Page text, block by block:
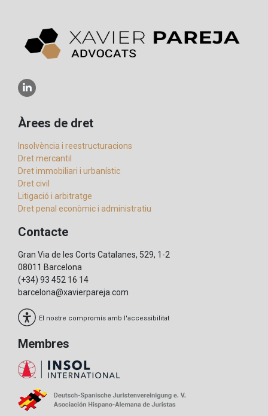
Àrees de dret
Insolvència i reestructuracions
Dret mercantil
Dret immobiliari i urbanístic
Dret civil
Litigació i arbitratge
Dret penal econòmic i administratiu
Contacte
Gran Via de les Corts Catalanes, 529, 1-2
08011 Barcelona
(+34) 93 452 16 14
barcelona@xavierpareja.com
El nostre compromís amb l'accessibilitat
Membres